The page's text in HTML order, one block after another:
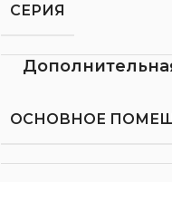
СЕРИЯ
ОСНОВНОЕ